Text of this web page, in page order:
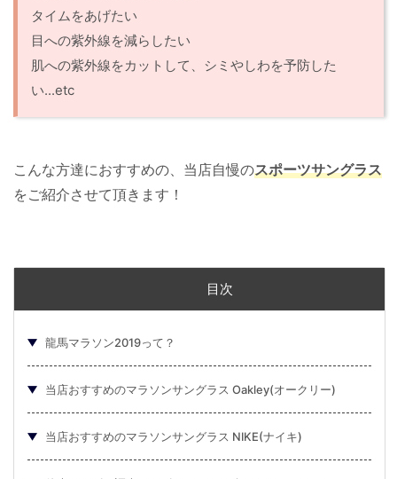
タイムをあげたい
目への紫外線を減らしたい
肌への紫外線をカットして、シミやしわを予防した
い...etc
こんな方達におすすめの、当店自慢のスポーツサングラス
をご紹介させて頂きます！
目次
龍馬マラソン2019って？
当店おすすめのマラソンサングラス Oakley(オークリー)
当店おすすめのマラソンサングラス NIKE(ナイキ)